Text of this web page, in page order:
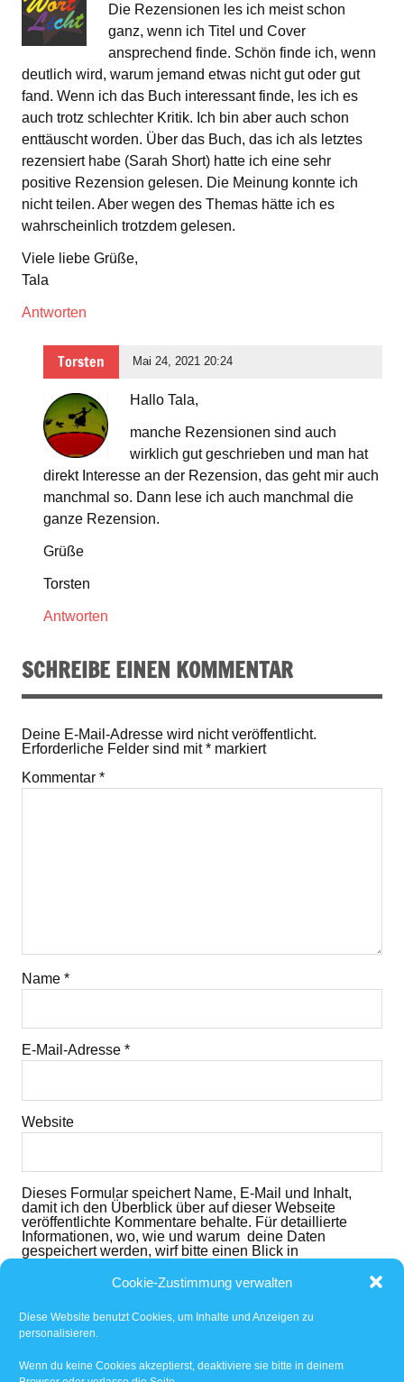
Cookie-Zustimmung verwalten
Diese Website benutzt Cookies, um Inhalte und Anzeigen zu
personalisieren.
Wenn du keine Cookies akzeptierst, deaktiviere sie bitte in deinem
Die Rezensionen les ich meist schon
ganz, wenn ich Titel und Cover
ansprechend finde. Schön finde ich, wenn
deutlich wird, warum jemand etwas nicht gut oder gut
fand. Wenn ich das Buch interessant finde, les ich es
auch trotz schlechter Kritik. Ich bin aber auch schon
enttäuscht worden. Über das Buch, das ich als letztes
rezensiert habe (Sarah Short) hatte ich eine sehr
positive Rezension gelesen. Die Meinung konnte ich
nicht teilen. Aber wegen des Themas hätte ich es
wahrscheinlich trotzdem gelesen.
Viele liebe Grüße,
Tala
Antworten
Torsten Mai 24, 2021 20:24
Hallo Tala,
manche Rezensionen sind auch
wirklich gut geschrieben und man hat
direkt Interesse an der Rezension, das geht mir auch
manchmal so. Dann lese ich auch manchmal die
ganze Rezension.
Grüße
Torsten
Antworten
SCHREIBE EINEN KOMMENTAR
Deine E-Mail-Adresse wird nicht veröffentlicht.
Erforderliche Felder sind mit* markiert
Kommentar *
Name *
E-Mail-Adresse *
Website
Dieses Formular speichert Name, E-Mail und Inhalt,
damit ich den Überblick über auf dieser Webseite
veröffentlichte Kommentare behalte. Für detaillierte
Informationen, wo, wie und warum deine Daten
gespeichert werden, wirf bitte einen Blick in
Button nimmst du diese zur Kenntnis und akzeptierst
Ich habe dieDatenschutzerklärunggelesen und
akzeptiert.*